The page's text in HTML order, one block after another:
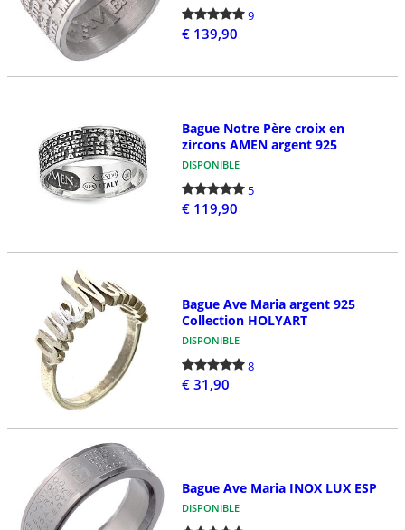
9
€ 139,90
Bague Notre Père croix en
zircons AMEN argent 925
DISPONIBLE
5
€ 119,90
Bague Ave Maria argent 925
Collection HOLYART
DISPONIBLE
8
€ 31,90
Bague Ave Maria INOX LUX ESP
DISPONIBLE